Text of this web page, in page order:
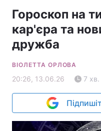
Гороскоп на
кар'єра та
дружба
ВІОЛЕТТА ОРЛОВА
20:26, 13.06.26 7 хв.